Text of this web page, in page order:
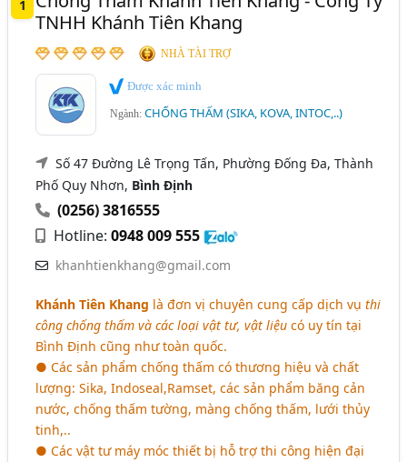
Chống Thấm KoVa (1)
Ngành xem thêm
Chống Thấm - Vật Liệu Chống Thấm Và Thi Công
Chống Thấm (487)
1
TNHH Khánh Tiên Khang
NHÀ TÀI TRỢ
Được xác minh
Ngành:CHỐNG THẤM (SIKA, KOVA, INTOC,..)
Số 47 Đường Lê Trọng Tấn, Phường Đống Đa, Thành
Phố Quy Nhơn, Bình Định
(0256) 3816555
Hotline:0948 009 555
khanhtienkhang@gmail.com
Khánh Tiên Khang là đơn vị chuyên cung cấp dịch vụ thi
công chống thấm và các loại vật tư, vật liệu có uy tín tại
Bình Định cũng như toàn quốc.
● Các sản phẩm chống thấm có thương hiệu và chất
lượng: Sika, Indoseal,Ramset, các sản phẩm băng cản
nước, chống thấm tường, màng chống thấm, lưới thủy
tinh,..
● Các vật tư máy móc thiết bị hỗ trợ thi công hiện đại